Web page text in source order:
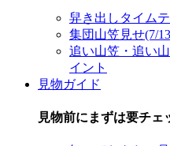
舁き出しタイム
集団山笠見せ(7/
追い山笠・追い
イント
見物ガイド
見物前にまずは要チェ